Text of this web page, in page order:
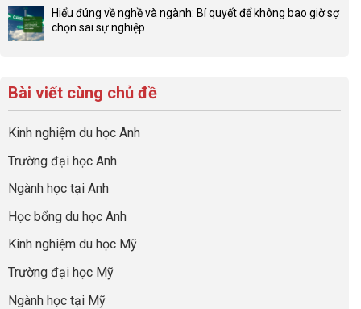
network
gia
đình
sự
nghiệp
sớm:
Chiến
hiệu
quả
của
cha
thông
Đừng
để
hồ
sơ
du
học
“Dày
hoạt
động
nhưng
thiếu
năng
lực”
bình
luận
Việc
Biến
Đoạn
Visa
“Bước
Vàng”
Cất
Cánh
Hiểu đúng về nghề và ngành: Bí quyết để không bao giờ sợ
chọn sai sự nghiệp
luận
ở
Hiểu
đúng
nghề
và
ngành:
quyết
không
giờ
chọn
Bài viết cùng chủ đề
Kinh nghiệm du học Anh
Trường đại học Anh
Ngành học tại Anh
Học bổng du học Anh
Kinh nghiệm du học Mỹ
Trường đại học Mỹ
Ngành học tại Mỹ